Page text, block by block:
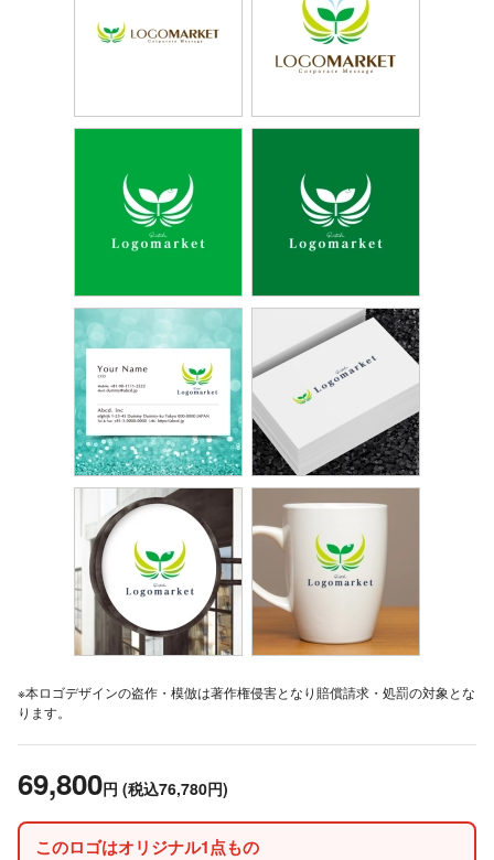
※本ロゴデザインの盗作・模倣は著作権侵害となり賠償請求・処罰の対象とな
ります。
69,800円 (税込76,780円)
このロゴはオリジナル1点もの